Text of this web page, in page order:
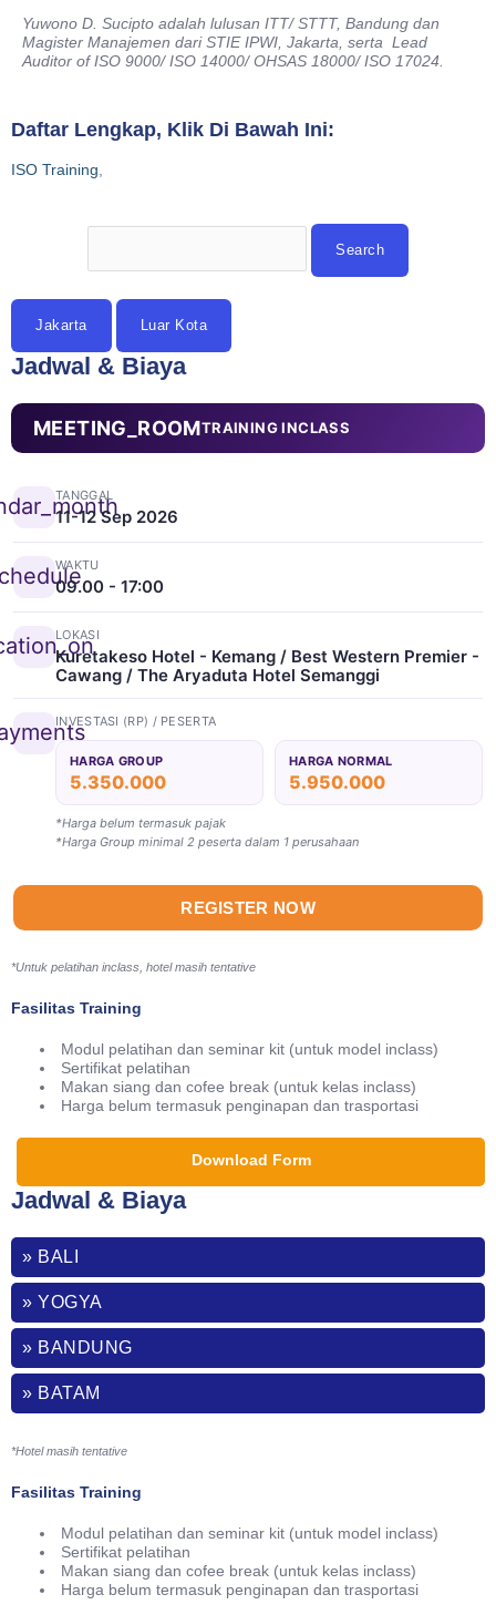
Yuwono D. Sucipto adalah lulusan ITT/ STTT, Bandung dan
Magister Manajemen dari STIE IPWI, Jakarta, serta Lead
Auditor of ISO 9000/ ISO 14000/ OHSAS 18000/ ISO 17024.
Daftar Lengkap, Klik Di Bawah Ini:
ISO Training
Jakarta Luar Kota
Jadwal & Biaya
MEETING_ROOMTRAINING INCLASS
TANGGAL
11-12 Sep 2026
WAKTU
09.00 - 17:00
LOKASI
Kuretakeso Hotel - Kemang / Best Western Premier -
Cawang / The Aryaduta Hotel Semanggi
INVESTASI (RP) / PESERTA
HARGA GROUP
5.350.000
HARGA NORMAL
5.950.000
*Harga belum termasuk pajak
*Harga Group minimal 2 peserta dalam 1 perusahaan
REGISTER NOW
*Untuk pelatihan inclass, hotel masih tentative
Fasilitas Training
Modul pelatihan dan seminar kit (untuk model inclass)
Sertifikat pelatihan
Makan siang dan cofee break (untuk kelas inclass)
Harga belum termasuk penginapan dan trasportasi
Download Form
Jadwal & Biaya
» BALI
» YOGYA
» BANDUNG
» BATAM
*Hotel masih tentative
Fasilitas Training
Modul pelatihan dan seminar kit (untuk model inclass)
Sertifikat pelatihan
Makan siang dan cofee break (untuk kelas inclass)
Harga belum termasuk penginapan dan trasportasi